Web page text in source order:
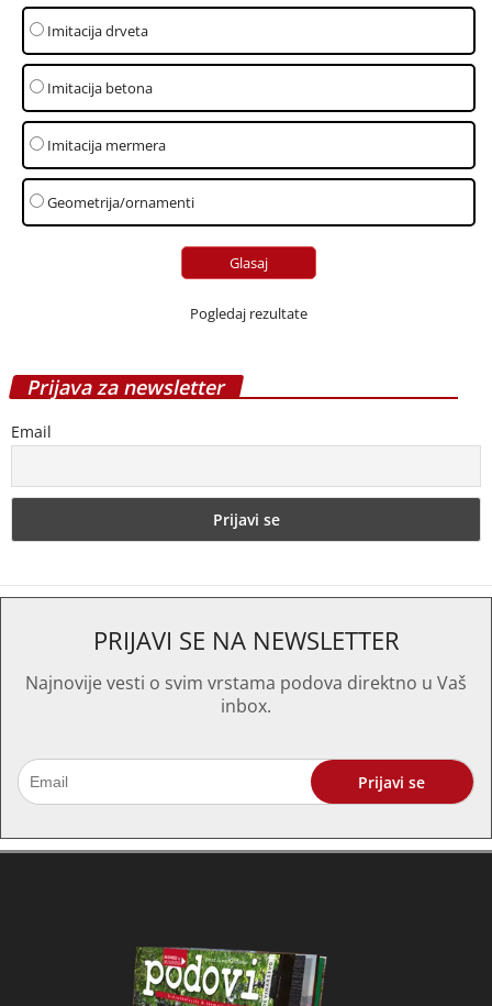
Imitacija drveta
Imitacija betona
Imitacija mermera
Geometrija/ornamenti
Pogledaj rezultate
Prijava za newsletter
Email
PRIJAVI SE NA NEWSLETTER
Najnovije vesti o svim vrstama podova direktno u Vaš
inbox.